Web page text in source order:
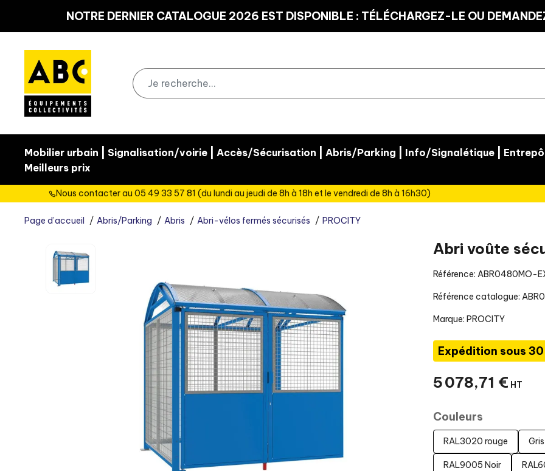
NOTRE DERNIER CATALOGUE 2026 EST DISPONIBLE : TÉLÉCHARGEZ-LE OU
Mobilier urbain Signalisation/voirie Accès/Sécurisation Abris/Parking Info/Signalétique
Meilleurs prix
Nous contacter au 05 49 33 57 81 (du lundi au jeudi de 8h à 18h et le vendredi de 8h à 16h30)
Page d’accueil Abris/Parking Abris Abri-vélos fermés sécurisés PROCITY
Abri voûte
Référence: ABR0480MO-
Référence catalogue:
Marque: PROCITY
Expédition sous
5 078,71 € HT
Couleurs
RAL3020 rouge
RAL9005 Noir